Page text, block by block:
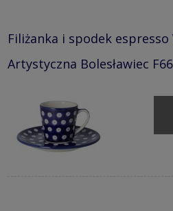
Filiżanka i spodek espresso
Artystyczna Bolesławiec